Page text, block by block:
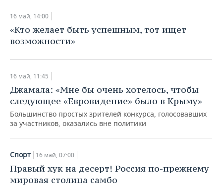
ОПК
ТРАНСПОРТ
IT
ТЕЛЕКОММУНИКАЦИИ
НОВОСТИ МЕРОПРИЯТИЙ
БИЗНЕС-БРАНЧИ
ONLINE-КОНФЕРЕНЦИИ
ОТКРЫТАЯ ЛЕКЦИЯ
СПОРТ
ФУТБОЛ
ХОККЕЙ
БАСКЕТБОЛ
ВОЛЕЙБОЛ
КИБЕРСПОРТ
ФИГУРНОЕ КАТАНИЕ
НОВОСТИ ОБЩЕСТВА
ВЛАСТЬ
ИНФРАСТРУКТУРА
ИСТОРИЯ
КУЛЬТУРА
МЕДИЦИНА
ФОТОГАЛЕРЕЯ
СЮЖЕТЫ
СПРАВОЧНИК
СПИСОК ПЕРСОН
СПИСОК КОМПАНИЙ
ПОЛНАЯ ВЕРСИЯ
16 май, 14:00
«Кто желает быть успешным, тот ищет
возможности»
16 май, 11:45
Джамала: «Мне бы очень хотелось, чтобы
следующее «Евровидение» было в Крыму»
Большинство простых зрителей конкурса, голосовавших
за участников, оказались вне политики
Спорт 16 май, 07:00
Правый хук на десерт! Россия по-прежнему
мировая столица самбо
Иван Мезюхо: «Победой Джамалы на
Евровидении уже пользуются
антироссийские силы»